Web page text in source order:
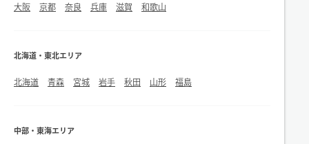
大阪 京都 奈良 兵庫 滋賀 和歌山
北海道・東北エリア
北海道 青森 宮城 岩手 秋田 山形 福島
中部・東海エリア